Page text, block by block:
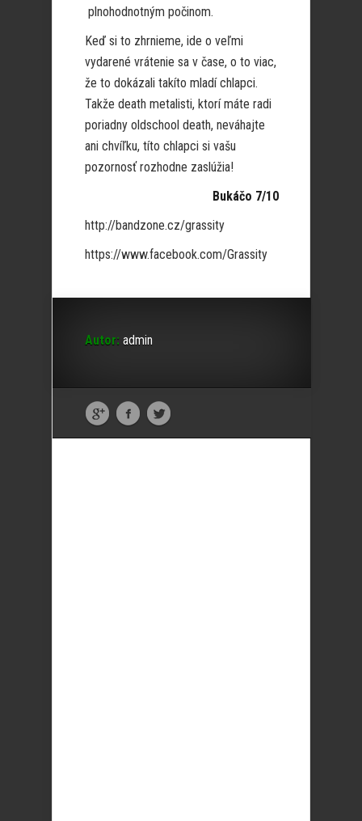
plnohodnotným počinom.
Keď si to zhrnieme, ide o veľmi
vydarené vrátenie sa v čase, o to viac,
že to dokázali takíto mladí chlapci.
Takže death metalisti, ktorí máte radi
poriadny oldschool death, neváhajte
ani chvíľku, títo chlapci si vašu
pozornosť rozhodne zaslúžia!
Bukáčo 7/10
http://bandzone.cz/grassity
https://www.facebook.com/Grassity
Autor: admin